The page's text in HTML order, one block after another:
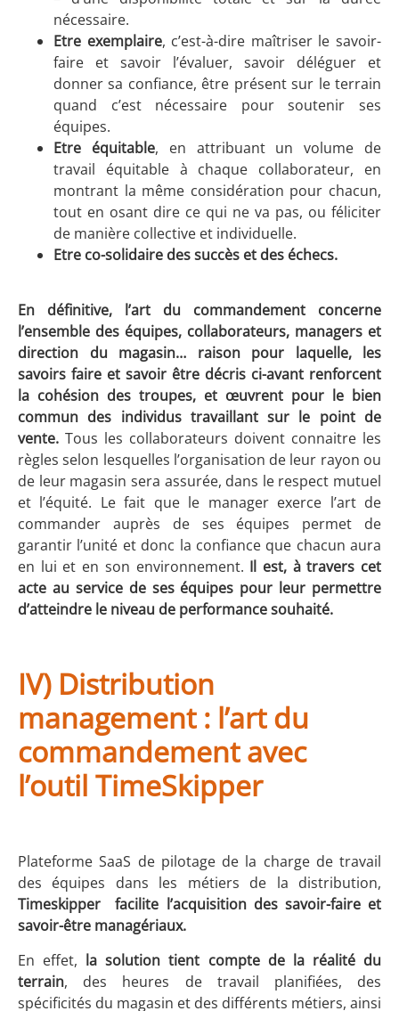
nécessaire.
Etre exemplaire, c’est-à-dire maîtriser le savoir-
faire et savoir l’évaluer, savoir déléguer et
donner sa confiance, être présent sur le terrain
quand c’est nécessaire pour soutenir ses
équipes.
Etre équitable, en attribuant un volume de
travail équitable à chaque collaborateur, en
montrant la même considération pour chacun,
tout en osant dire ce qui ne va pas, ou féliciter
de manière collective et individuelle.
Etre co-solidaire des succès et des échecs.
En définitive, l’art du commandement concerne
l’ensemble des équipes, collaborateurs, managers et
direction du magasin… raison pour laquelle, les
savoirs faire et savoir être décris ci-avant renforcent
la cohésion des troupes, et œuvrent pour le bien
commun des individus travaillant sur le point de
vente. Tous les collaborateurs doivent connaitre les
règles selon lesquelles l’organisation de leur rayon ou
de leur magasin sera assurée, dans le respect mutuel
et l’équité. Le fait que le manager exerce l’art de
commander auprès de ses équipes permet de
garantir l’unité et donc la confiance que chacun aura
en lui et en son environnement. Il est, à travers cet
acte au service de ses équipes pour leur permettre
d’atteindre le niveau de performance souhaité.
IV) Distribution
management : l’art du
commandement avec
l’outil TimeSkipper
Plateforme SaaS de pilotage de la charge de travail
des équipes dans les métiers de la distribution,
Timeskipper facilite l’acquisition des savoir-faire et
savoir-être managériaux.
En effet, la solution tient compte de la réalité du
terrain, des heures de travail planifiées, des
spécificités du magasin et des différents métiers, ainsi